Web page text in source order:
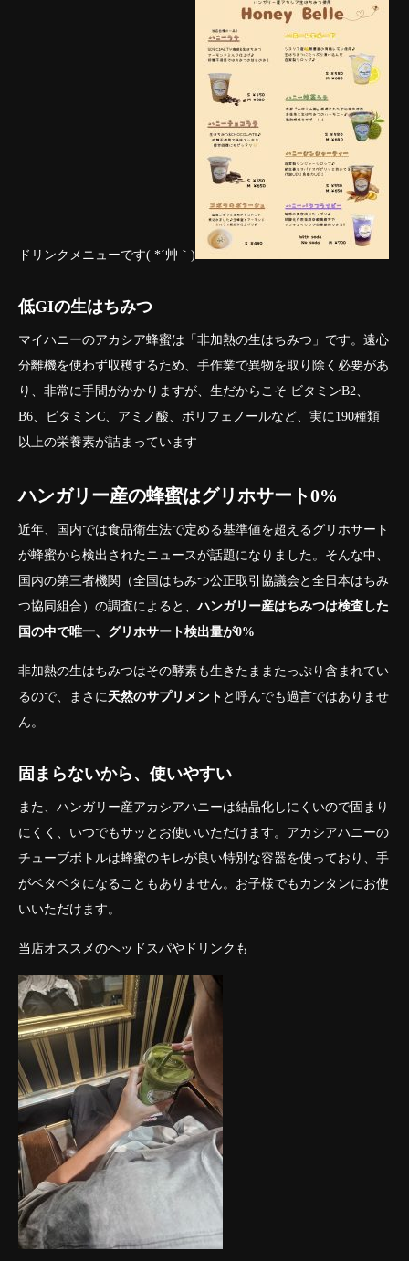
ドリンクメニューです( *´艸｀)
低GIの生はちみつ
マイハニーのアカシア蜂蜜は「非加熱の生はちみつ」です。遠心
分離機を使わず収穫するため、手作業で異物を取り除く必要があ
り、非常に手間がかかりますが、生だからこそ ビタミンB2、
B6、ビタミンC、アミノ酸、ポリフェノールなど、実に190種類
以上の栄養素が詰まっています
ハンガリー産の蜂蜜はグリホサート0%
近年、国内では食品衛生法で定める基準値を超えるグリホサート
が蜂蜜から検出されたニュースが話題になりました。そんな中、
国内の第三者機関（全国はちみつ公正取引協議会と全日本はちみ
つ協同組合）の調査によると、ハンガリー産はちみつは検査した
国の中で唯一、グリホサート検出量が0%
非加熱の生はちみつはその酵素も生きたままたっぷり含まれてい
るので、まさに天然のサプリメント と呼んでも過言ではありませ
ん。
固まらないから、使いやすい
また、ハンガリー産アカシアハニーは結晶化しにくいので固まり
にくく、いつでもサッとお使いいただけます。アカシアハニーの
チューブボトルは蜂蜜のキレが良い特別な容器を使っており、手
がベタベタになることもありません。お子様でもカンタンにお使
いいただけます。
当店オススメのヘッドスパやドリンクも